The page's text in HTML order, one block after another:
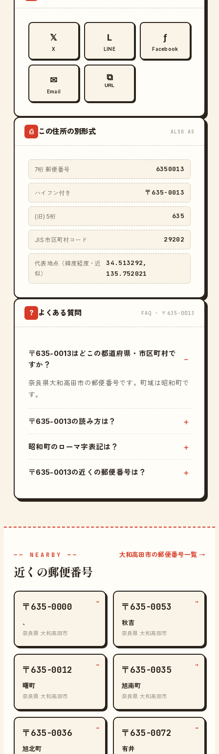
𝕏
X
L
LINE
ƒ
Facebook
✉
Email
⧉
URL
⎙ この住所の別形式 ALSO AS
7桁 郵便番号 6350013
ハイフン付き 〒635-0013
(旧) 5桁 635
JIS 市区町村コード 29202
代表地点（緯度経度・近
似）
34.513292,
135.752021
? よくある質問 FAQ · 〒635-0013
〒635-0013はどこの都道府県・市区町村で
すか？
奈良県大和高田市の郵便番号です。町域は昭和町で
す。
〒635-0013の読み方は？
昭和町のローマ字表記は？
〒635-0013の近くの郵便番号は？
—— NEARBY ——
近くの郵便番号
大和高田市の郵便番号一覧 →
〒635-0000
、
奈良県 大和高田市
→ 〒635-0053
秋吉
奈良県 大和高田市
→
〒635-0012
曙町
奈良県 大和高田市
→ 〒635-0035
旭南町
奈良県 大和高田市
→
〒635-0036
旭北町
→ 〒635-0072
有井
→